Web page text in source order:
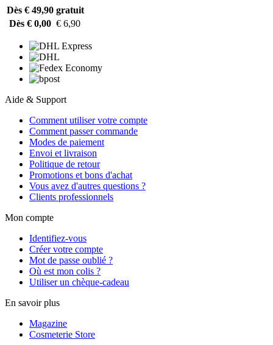
Dès € 49,90 gratuit
Dès € 0,00 € 6,90
Aide & Support
Comment utiliser votre compte
Comment passer commande
Modes de paiement
Envoi et livraison
Politique de retour
Promotions et bons d'achat
Vous avez d'autres questions ?
Clients professionnels
Mon compte
Identifiez-vous
Créer votre compte
Mot de passe oublié ?
Où est mon colis ?
Utiliser un chèque-cadeau
En savoir plus
Magazine
Cosmeterie Store